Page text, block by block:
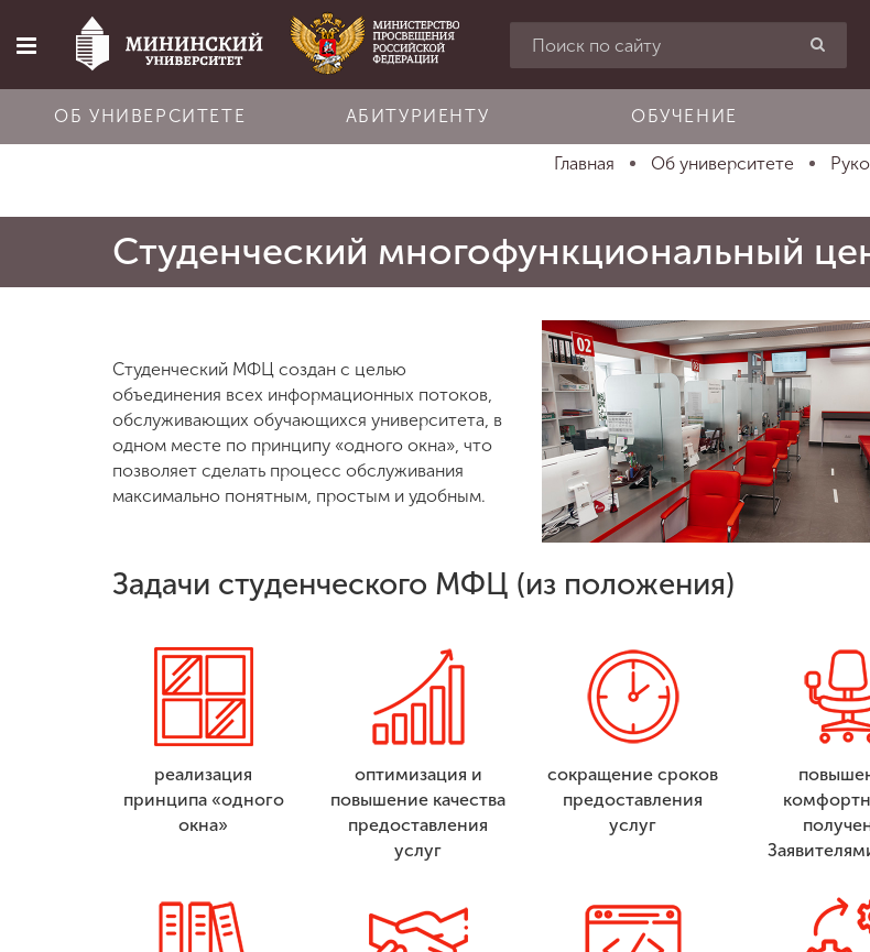
Об университете
Обучение
Наука
деятельности
Сведения об
образовательной
ОБ УНИВЕРСИТЕТЕ АБИТУРИЕНТУ ОБУЧЕНИЕ
Главная Об университете
Студенческий многофункциональный
Студенческий МФЦ создан с целью
объединения всех информационных потоков,
обслуживающих обучающихся университета, в
одном месте по принципу «одного окна», что
позволяет сделать процесс обслуживания
максимально понятным, простым и удобным.
Задачи студенческого МФЦ (из положения)
реализация
принципа «одного
окна»
оптимизация и
повышение качества
предоставления
услуг
сокращение сроков
предоставления
услуг